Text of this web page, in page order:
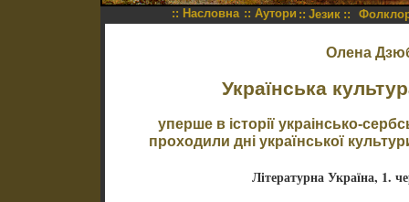
:: Насловна :: Аутори :: Језик ::
Олена
Українська
уперше в історії украінсько-
проходили дні української
Літературна Україна, 1.